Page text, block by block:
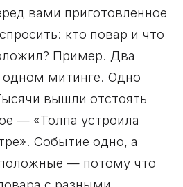
вами приготовленное
кто повар и что
Пример. Два
одном митинге. Одно
вышли отстоять
— «Толпа устроила
Событие одно, а
— потому что